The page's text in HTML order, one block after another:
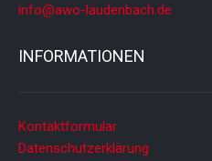
info@awo-laudenbach.de
INFORMATIONEN
Kontaktformular
Datenschutzerklärung